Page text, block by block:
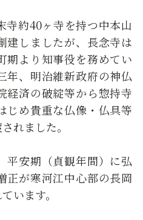
寺約40ヶ寺を持つ中本山
建しましたが、長念寺は
期より知事役を務めてい
年、明治維新政府の神仏
経済の破綻等から惣持寺
じめ貴重な仏像・仏具等
れました。
平安期（貞観年間）に弘
正が寒河江中心部の長岡
います。